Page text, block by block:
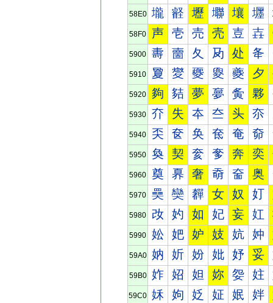
58E0 壠 壡 壢 壣 壤 壥
58F0 声 壱 売 壳 壴 壵
5900 夀 夁 夂 夃 处 夅
5910 夐 夑 夒 夓 夔 夕
5920 夠 夡 夢 夣 夤 夥
5930 夰 失 夲 夳 头 夵
5940 奀 奁 奂 奃 奄 奅
5950 奐 契 奒 奓 奔 奕
5960 奠 奡 奢 奣 奤 奥
5970 奰 奱 奲 女 奴 奵
5980 妀 妁 如 妃 妄 妅
5990 妐 妑 妒 妓 妔 妕
59A0 妠 妡 妢 妣 妤 妥
59B0 妰 妱 妲 妳 妴 妵
59C0 姀 姁 姂 姃 姄 姅